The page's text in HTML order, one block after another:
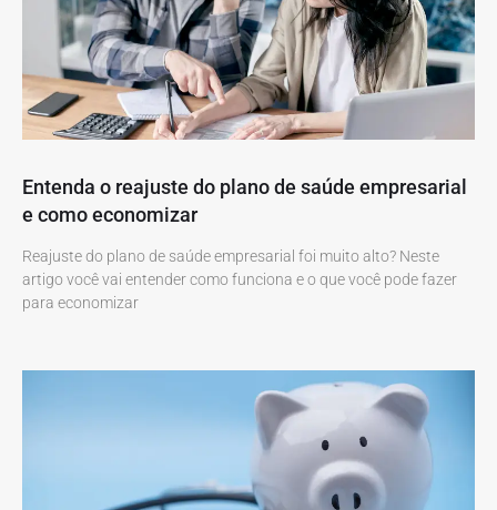
Entenda o reajuste do plano de saúde empresarial
e como economizar
Reajuste do plano de saúde empresarial foi muito alto? Neste
artigo você vai entender como funciona e o que você pode fazer
para economizar